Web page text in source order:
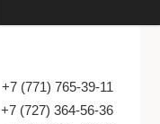
+7 (771) 765-39-11
+7 (727) 364-56-36